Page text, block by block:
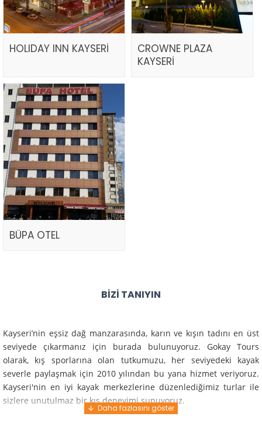
HOLIDAY INN KAYSERİ
CROWNE PLAZA
KAYSERİ
BÜPA OTEL
BIZI TANIYIN
Kayseri’nin eşsiz dağ manzarasında, karın ve kışın tadını en üst
seviyede çıkarmanız için burada bulunuyoruz. Gokay Tours
olarak, kış sporlarına olan tutkumuzu, her seviyedeki kayak
severle paylaşmak için 2010 yılından bu yana hizmet veriyoruz.
Kayseri'nin en iyi kayak merkezlerine düzenlediğimiz turlar ile
sizlere unutulmaz bir kış deneyimi sunuyoruz.